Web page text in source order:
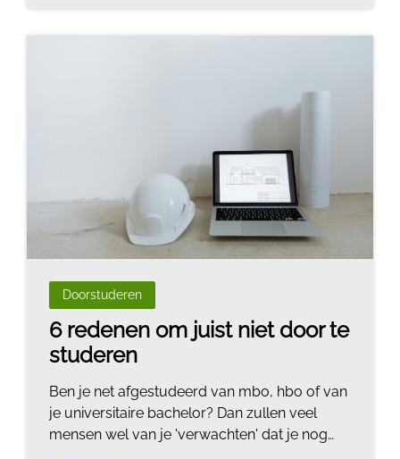
stage te gaan lopen. In deze blog lees je 7
redenen waarom stage lopen tijdens je studie
Doorstuderen
6 redenen om juist niet door te
studeren
Ben je net afgestudeerd van mbo, hbo of van
je universitaire bachelor? Dan zullen veel
mensen wel van je 'verwachten' dat je nog